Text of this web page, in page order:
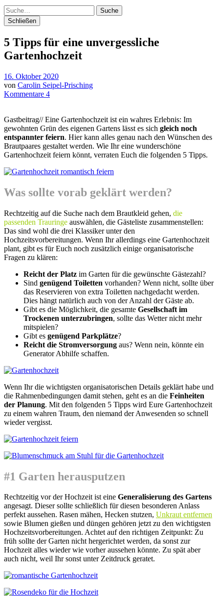
Suche
Schließen
5 Tipps für eine unvergessliche
Gartenhochzeit
16. Oktober 2020
von Carolin Seipel-Prisching
Kommentare 4
Gastbeitrag// Eine Gartenhochzeit ist ein wahres Erlebnis: Im
gewohnten Grün des eigenen Gartens lässt es sich gleich noch
entspannter feiern. Hier kann alles genau nach den Wünschen des
Brautpaares gestaltet werden. Wie Ihr eine wunderschöne
Gartenhochzeit feiern könnt, verraten Euch die folgenden 5 Tipps.
Was sollte vorab geklärt werden?
Rechtzeitig auf die Suche nach dem Brautkleid gehen, die
passenden Trauringe auswählen, die Gästeliste zusammenstellen:
Das sind wohl die drei Klassiker unter den
Hochzeitsvorbereitungen. Wenn Ihr allerdings eine Gartenhochzeit
plant, gibt es für Euch noch zusätzlich einige organisatorische
Fragen zu klären:
Reicht der Platz im Garten für die gewünschte Gästezahl?
Sind genügend Toiletten vorhanden? Wenn nicht, sollte über
das Reservieren von extra Toiletten nachgedacht werden.
Dies hängt natürlich auch von der Anzahl der Gäste ab.
Gibt es die Möglichkeit, die gesamte Gesellschaft im
Trockenen unterzubringen, sollte das Wetter nicht mehr
mitspielen?
Gibt es genügend Parkplätze?
Reicht die Stromversorgung aus? Wenn nein, könnte ein
Generator Abhilfe schaffen.
Wenn Ihr die wichtigsten organisatorischen Details geklärt habe und
die Rahmenbedingungen damit stehen, geht es an die Feinheiten
der Planung. Mit den folgenden 5 Tipps wird Eure Gartenhochzeit
zu einem wahren Traum, den niemand der Anwesenden so schnell
wieder vergisst.
#1 Garten herausputzen
Rechtzeitig vor der Hochzeit ist eine Generalisierung des Gartens
angesagt. Dieser sollte schließlich für diesen besonderen Anlass
perfekt aussehen. Rasen mähen, Hecken stutzen, Unkraut entfernen
sowie Blumen gießen und düngen gehören jetzt zu den wichtigsten
Hochzeitsvorbereitungen. Achtet auf den richtigen Zeitpunkt: Zu
früh sollte der Garten nicht hergerichtet werden, da sonst zur
Hochzeit alles wieder wie vorher aussehen könnte. Zu spät aber
auch nicht, weil Ihr sonst unter Zeitdruck geratet.